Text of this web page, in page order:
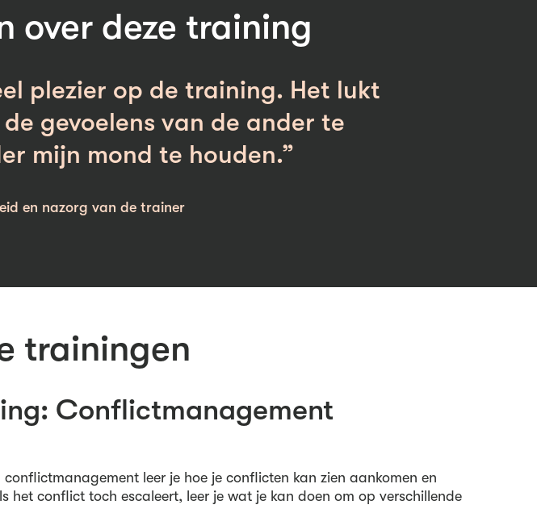
over deze training
plezier op de training. Het lukt
gevoelens van de ander te
mijn mond te houden.”
en nazorg van de trainer
trainingen
Conflictmanagement
leer je hoe je conflicten kan zien aankomen en
het conflict toch escaleert, leer je wat je kan doen om op verschillende